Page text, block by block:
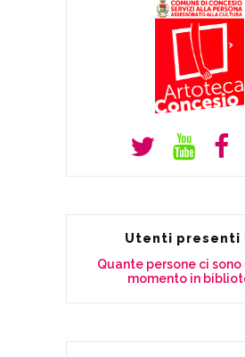
Utenti presenti
Quante persone ci
momento in